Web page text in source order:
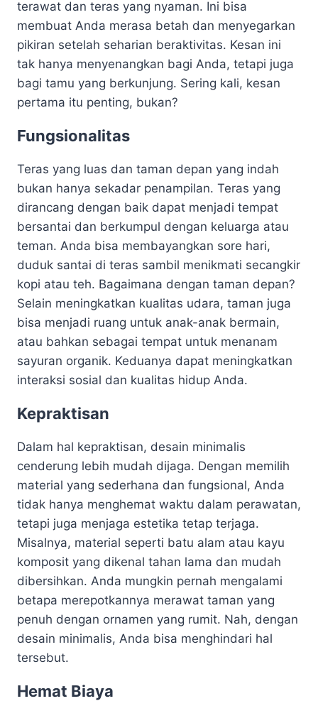
terawat dan teras yang nyaman. Ini bisa
membuat Anda merasa betah dan menyegarkan
pikiran setelah seharian beraktivitas. Kesan ini
tak hanya menyenangkan bagi Anda, tetapi juga
bagi tamu yang berkunjung. Sering kali, kesan
pertama itu penting, bukan?
Fungsionalitas
Teras yang luas dan taman depan yang indah
bukan hanya sekadar penampilan. Teras yang
dirancang dengan baik dapat menjadi tempat
bersantai dan berkumpul dengan keluarga atau
teman. Anda bisa membayangkan sore hari,
duduk santai di teras sambil menikmati secangkir
kopi atau teh. Bagaimana dengan taman depan?
Selain meningkatkan kualitas udara, taman juga
bisa menjadi ruang untuk anak-anak bermain,
atau bahkan sebagai tempat untuk menanam
sayuran organik. Keduanya dapat meningkatkan
interaksi sosial dan kualitas hidup Anda.
Kepraktisan
Dalam hal kepraktisan, desain minimalis
cenderung lebih mudah dijaga. Dengan memilih
material yang sederhana dan fungsional, Anda
tidak hanya menghemat waktu dalam perawatan,
tetapi juga menjaga estetika tetap terjaga.
Misalnya, material seperti batu alam atau kayu
komposit yang dikenal tahan lama dan mudah
dibersihkan. Anda mungkin pernah mengalami
betapa merepotkannya merawat taman yang
penuh dengan ornamen yang rumit. Nah, dengan
desain minimalis, Anda bisa menghindari hal
tersebut.
Hemat Biaya